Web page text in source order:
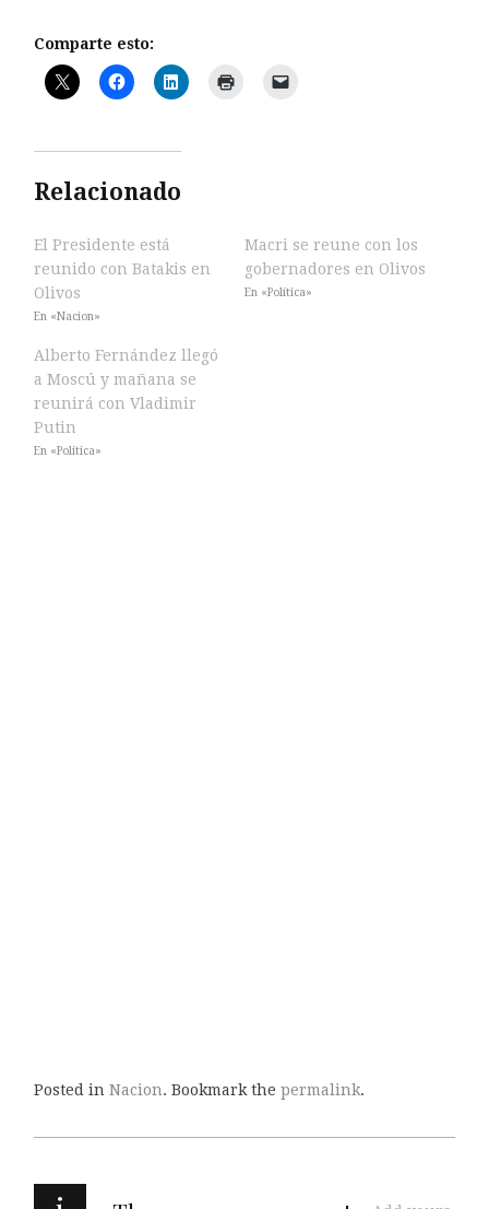
Comparte esto:
Relacionado
El Presidente está
reunido con Batakis en
Olivos
En «Nacion»
Macri se reune con los
gobernadores en Olivos
En «Política»
Alberto Fernández llegó
a Moscú y mañana se
reunirá con Vladimir
Putin
En «Política»
Posted in Nacion. Bookmark the permalink.